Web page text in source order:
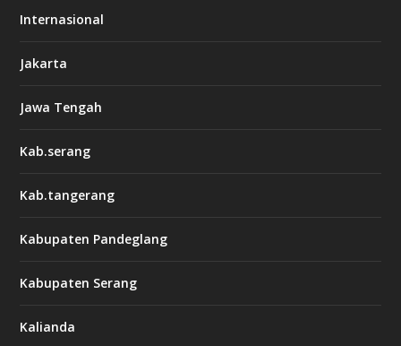
Internasional
Jakarta
Jawa Tengah
Kab.serang
Kab.tangerang
Kabupaten Pandeglang
Kabupaten Serang
Kalianda